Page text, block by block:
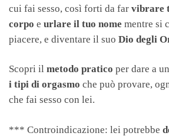
cui fai sesso, così forti da far vibrare
corpo e urlare il tuo nome mentre si
piacere, e diventare il suo Dio degli
Scopri il metodo pratico per dare a
i tipi di orgasmo che può provare,
che fai sesso con lei.
*** Controindicazione: lei potrebbe